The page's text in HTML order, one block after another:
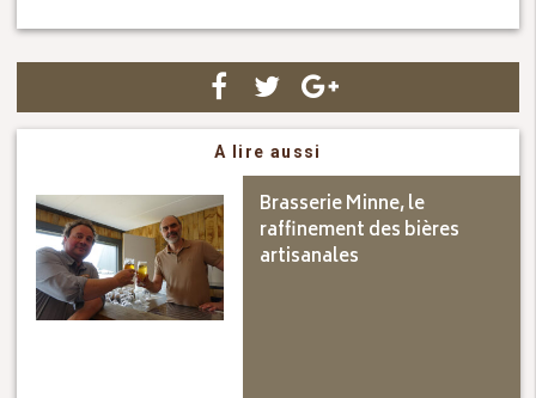
A lire aussi
Brasserie Minne, le
raffinement des bières
artisanales